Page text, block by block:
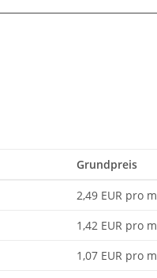
Grundpreis
2,49 EUR pro m
1,42 EUR pro m
1,07 EUR pro m